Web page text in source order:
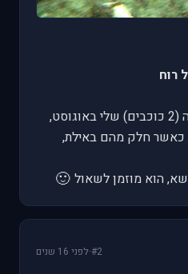
רוח
אני עשיתי את קורס הצלילה (2 כוכבים) שלי באוגוסט,
17 צלילות כאשר חלק מהם באילת,
הוא מוזמן לשאול 🙂
#2
·לפני 16 שנים